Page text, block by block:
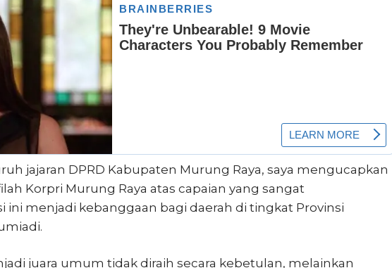
jajaran DPRD Kabupaten Murung Raya, saya mengucapkan
Korpri Murung Raya atas capaian yang sangat
ini menjadi kebanggaan bagi daerah di tingkat Provinsi
juara umum tidak diraih secara kebetulan, melainkan